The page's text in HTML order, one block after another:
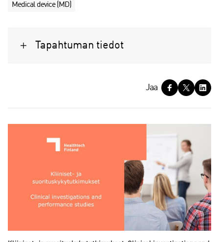
Medical device (MD)
Tapahtuman tiedot
a
Jaa